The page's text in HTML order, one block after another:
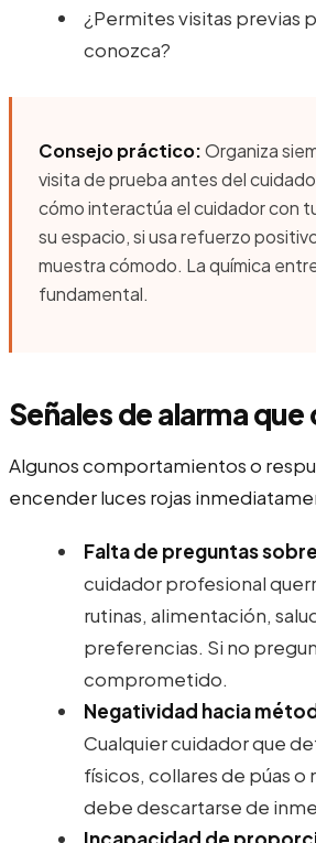
¿Permites visitas previas
conozca?
Consejo práctico:Organiza
visita de prueba antes del
cómo interactúa el cuidador con
su espacio, si usa refuerzo
muestra cómodo. La química
fundamental.
Señales de alarma
Algunos comportamientos o
encender luces rojas
Falta de preguntas
cuidador profesional
rutinas, alimentación,
preferencias. Si no
comprometido.
Negatividad hacia
Cualquier cuidador que
físicos, collares de púas
debe descartarse de